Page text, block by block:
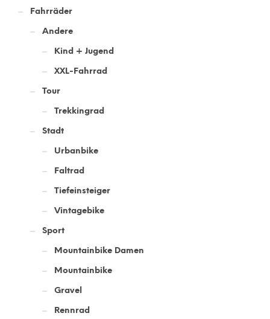
Fahrräder
Andere
Kind + Jugend
XXL-Fahrrad
Tour
Trekkingrad
Stadt
Urbanbike
Faltrad
Tiefeinsteiger
Vintagebike
Sport
Mountainbike Damen
Mountainbike
Gravel
Rennrad